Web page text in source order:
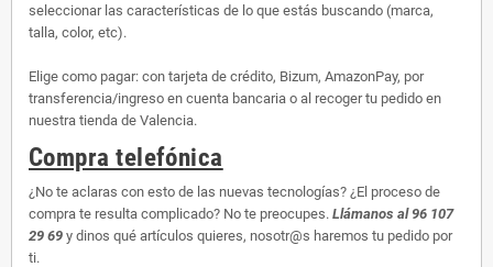
seleccionar las características de lo que estás buscando (marca,
talla, color, etc).
Elige como pagar: con tarjeta de crédito, Bizum, AmazonPay, por
transferencia/ingreso en cuenta bancaria o al recoger tu pedido en
nuestra tienda de Valencia.
Compra telefónica
¿No te aclaras con esto de las nuevas tecnologías? ¿El proceso de
compra te resulta complicado? No te preocupes. Llámanos al 96 107
29 69 y dinos qué artículos quieres, nosotr@s haremos tu pedido por
ti.